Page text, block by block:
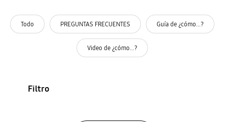
Todo PREGUNTAS FRECUENTES Guía de ¿cómo...?
Video de ¿cómo...?
Filtro